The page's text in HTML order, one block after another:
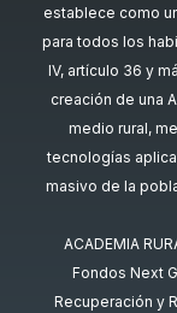
establece como
para todos los
IV, artículo 36 y
creación de una
medio rural,
tecnologías
masivo de la
ACADEMIA
Fondos Next
Recuperación y